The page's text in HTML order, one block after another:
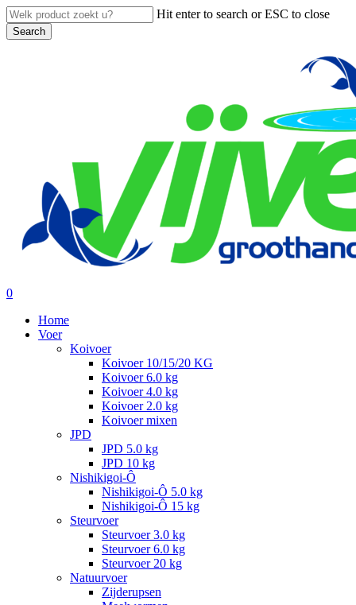
Skip
to
main
Hit enter to search or ESC to close
Search
search
account
0
Home
Voer
Koivoer
Koivoer 10/15/20 KG
Koivoer 6.0 kg
Koivoer 4.0 kg
Koivoer 2.0 kg
Koivoer mixen
JPD
JPD 5.0 kg
JPD 10 kg
Nishikigoi-Ô
Nishikigoi-Ô 5.0 kg
Nishikigoi-Ô 15 kg
Steurvoer
Steurvoer 3.0 kg
Steurvoer 6.0 kg
Steurvoer 20 kg
Natuurvoer
Zijderupsen